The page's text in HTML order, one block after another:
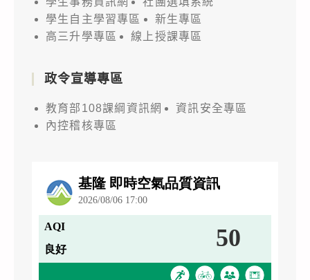
學生自主學習專區
新生專區
高三升學專區
線上授課專區
政令宣導專區
教育部108課綱資訊網
資訊安全專區
內控稽核專區